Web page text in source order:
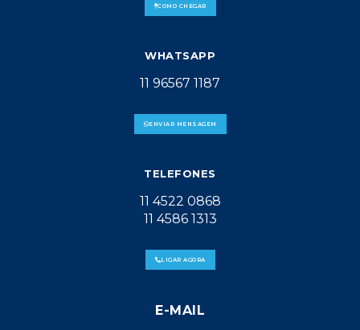
COMO CHEGAR
WHATSAPP
11 96567 1187
ENVIAR MENSAGEM
TELEFONES
11 4522 0868
11 4586 1313
LIGAR AGORA
E-MAIL